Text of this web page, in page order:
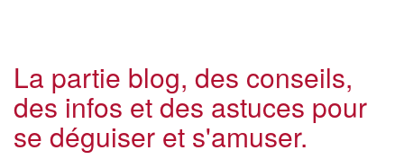
La partie blog, des conseils,
des infos et des astuces pour
se déguiser et s'amuser.